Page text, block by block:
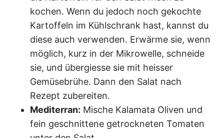
kochen. Wenn du jedoch noch gekochte
Kartoffeln im Kühlschrank hast, kannst du
diese auch verwenden. Erwärme sie, wenn
möglich, kurz in der Mikrowelle, schneide
sie, und übergiesse sie mit heisser
Gemüsebrühe. Dann den Salat nach
Rezept zubereiten.
Mediterran: Mische Kalamata Oliven und
fein geschnittene getrockneten Tomaten